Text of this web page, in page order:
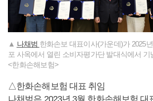
▲ 나채범 한화손보 대표이사(가운데)가 2025
포 사옥에서 열린 소비자평가단 발대식에서 기
<한화손해보험>
△한화손해보험 대표 취임
나채범은 2023년 3월 한화손해보험 대